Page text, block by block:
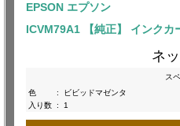
EPSON エプソン
ICVM79A1 【純正】 インクカ
ネ
ス
色
:
ビビッドマゼンタ
入り数 : 1